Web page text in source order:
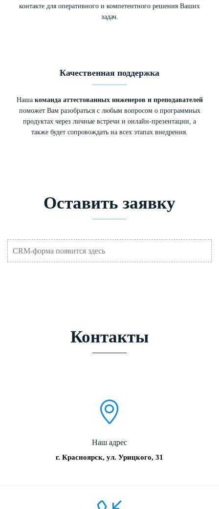
контакте для оперативного и компетентного решения Ваших
задач.
Качественная поддержка
Наша команда аттестованных инженеров и преподавателей
поможет Вам разобраться с любым вопросом о программных
продуктах через личные встречи и онлайн-презентации, а
также будет сопровождать на всех этапах внедрения.
Оставить заявку
CRM-форма появится здесь
Контакты
Наш адрес
г. Красноярск, ул. Урицкого, 31